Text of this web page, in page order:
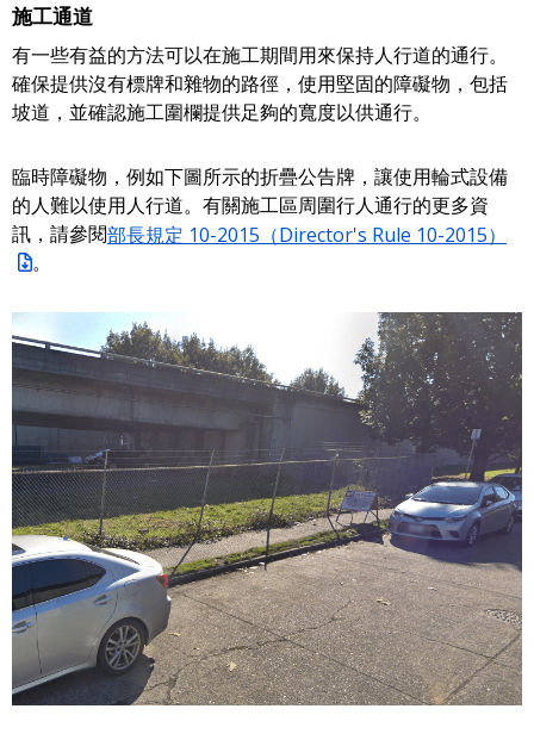
施工通道
有一些有益的方法可以在施工期間用來保持人行道的通行。
確保提供沒有標牌和雜物的路徑，使用堅固的障礙物，包括
坡道，並確認施工圍欄提供足夠的寬度以供通行。
臨時障礙物，例如下圖所示的折疊公告牌，讓使用輪式設備
的人難以使用人行道。有關施工區周圍行人通行的更多資
訊，請參閱部長規定 10-2015（Director's Rule 10-2015）
。